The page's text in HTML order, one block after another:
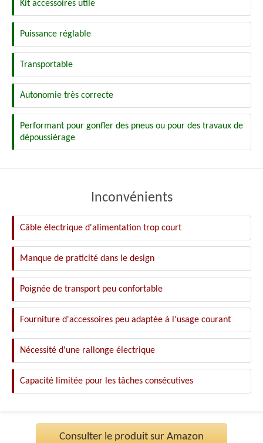
Kit accessoires utile
Puissance réglable
Transportable
Autonomie très correcte
Performant pour gonfler des pneus ou pour des travaux de
dépoussiérage
Inconvénients
Câble électrique d'alimentation trop court
Manque de praticité dans le design
Poignée de transport peu confortable
Fourniture d'accessoires peu adaptée à l'usage courant
Nécessité d'une rallonge électrique
Capacité limitée pour les tâches consécutives
Consulter le produit sur Amazon